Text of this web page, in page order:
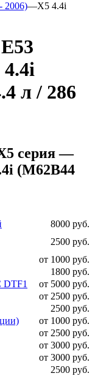
2006)—X5 4.4i
л / 286
серия —
(M62B44
8000 руб.
2500 руб.
от 1000 руб.
1800 руб.
DTF1
от 5000 руб.
от 2500 руб.
2500 руб.
от 1000 руб.
от 2500 руб.
от 3000 руб.
от 3000 руб.
2500 руб.